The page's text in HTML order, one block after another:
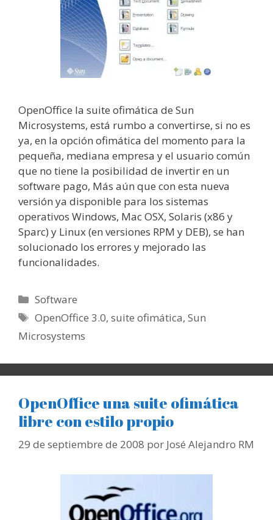
OpenOffice la suite ofimática de Sun
Microsystems, está rumbo a convertirse, si no es
ya, en la opción ofimática del momento para la
pequeña, mediana empresa y el usuario común
que no tiene la posibilidad de invertir en un
software pago, Más aún que con esta nueva
versión ya disponible para los sistemas
operativos Windows, Mac OSX, Solaris (x86 y
Sparc) y Linux (en versiones RPM y DEB), se han
solucionado los errores y mejorado las
funcionalidades.
Categorías
Software
Etiquetas
OpenOffice 3.0,suite ofimática,Sun
Microsystems
OpenOffice una suite ofimática
libre con estilo propio
29 de septiembre de 2008 por José Alejandro RM